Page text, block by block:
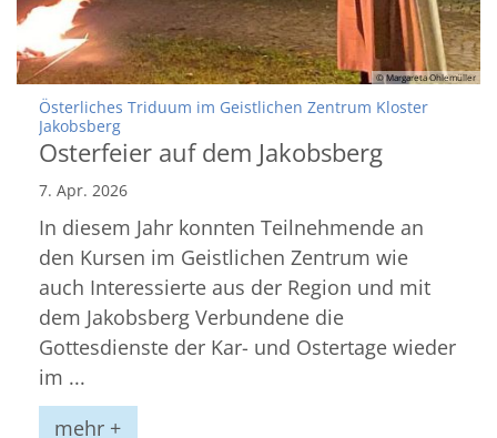
© Margareta Ohlemüller
Österliches Triduum im Geistlichen Zentrum Kloster
Jakobsberg:
Osterfeier auf dem Jakobsberg
7. Apr. 2026
In diesem Jahr konnten Teilnehmende an
den Kursen im Geistlichen Zentrum wie
auch Interessierte aus der Region und mit
dem Jakobsberg Verbundene die
Gottesdienste der Kar- und Ostertage wieder
im ...
mehr +